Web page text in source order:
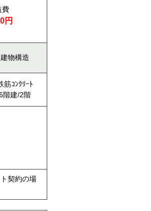
費
円
建物構造
筋ｺﾝｸﾘｰﾄ
階建/2階
契約の場